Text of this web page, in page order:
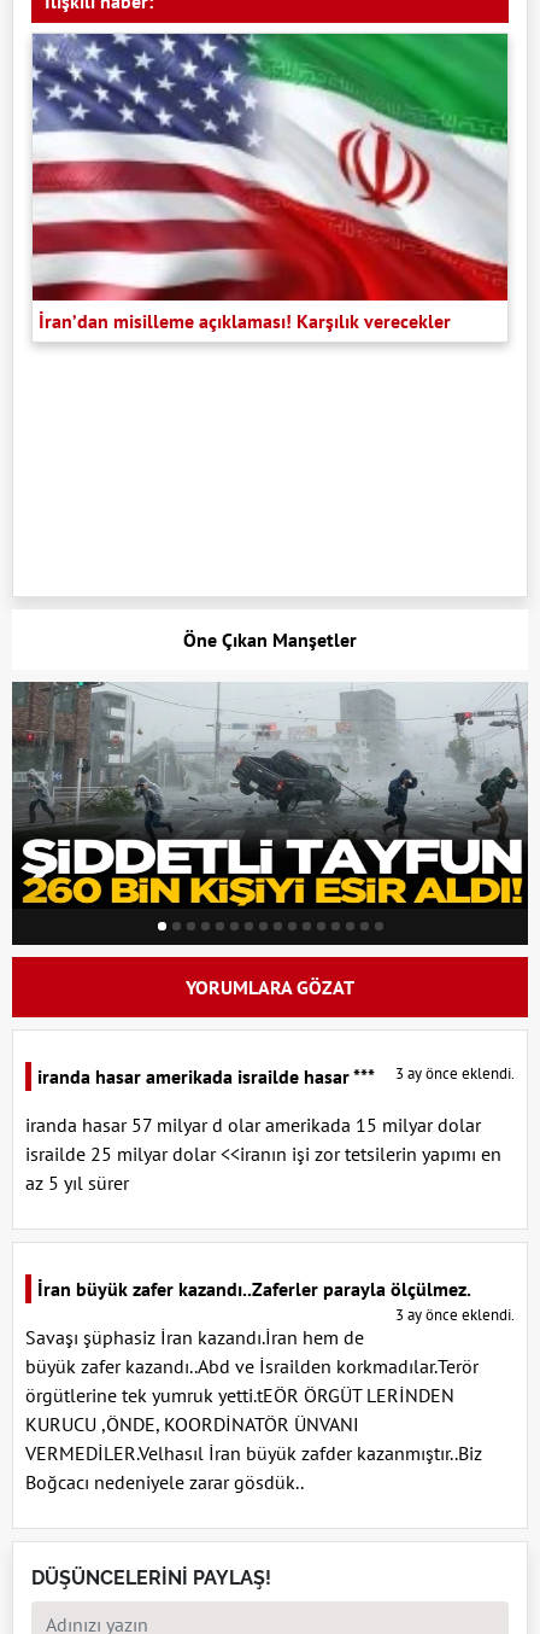
İran’dan misilleme açıklaması! Karşılık verecekler
Öne Çıkan Manşetler
YORUMLARA GÖZAT
iranda hasar amerikada israilde hasar *** 3 ay önce eklendi.
iranda hasar 57 milyar d olar amerikada 15 milyar dolar
israilde 25 milyar dolar <<iranın işi zor tetsilerin yapımı en
az 5 yıl sürer
İran büyük zafer kazandı..Zaferler parayla ölçülmez.
3 ay önce eklendi.
Savaşı şüphasiz İran kazandı.İran hem de
büyük zafer kazandı..Abd ve İsrailden korkmadılar.Terör
örgütlerine tek yumruk yetti.tEÖR ÖRGÜT LERİNDEN
KURUCU ,ÖNDE, KOORDİNATÖR ÜNVANI
VERMEDİLER.Velhasıl İran büyük zafder kazanmıştır..Biz
Boğcacı nedeniyele zarar gösdük..
DÜŞÜNCELERİNİ PAYLAŞ!